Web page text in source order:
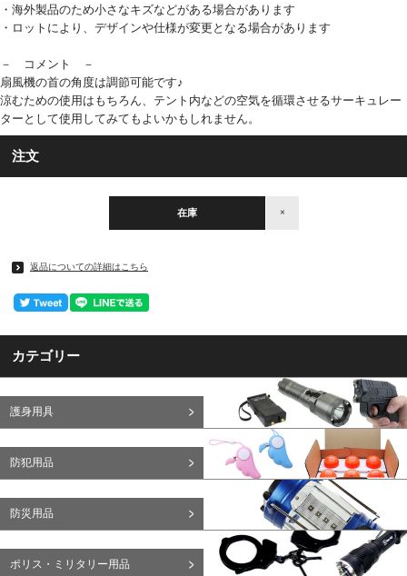
・海外製品のため小さなキズなどがある場合があります
・ロットにより、デザインや仕様が変更となる場合があります
－ コメント －
扇風機の首の角度は調節可能です♪
涼むための使用はもちろん、テント内などの空気を循環させるサーキュレー
ターとして使用してみてもよいかもしれません。
注文
在庫 ×
返品についての詳細はこちら
カテゴリー
護身用具
防犯用品
防災用品
ポリス・ミリタリー用品